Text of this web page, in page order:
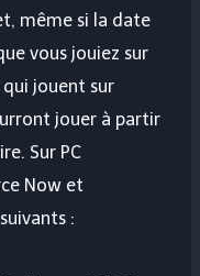
même si la date
vous jouiez sur
jouent sur
jouer à partir
Sur PC
Now et
: